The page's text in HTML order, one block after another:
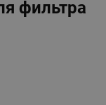
фильтра